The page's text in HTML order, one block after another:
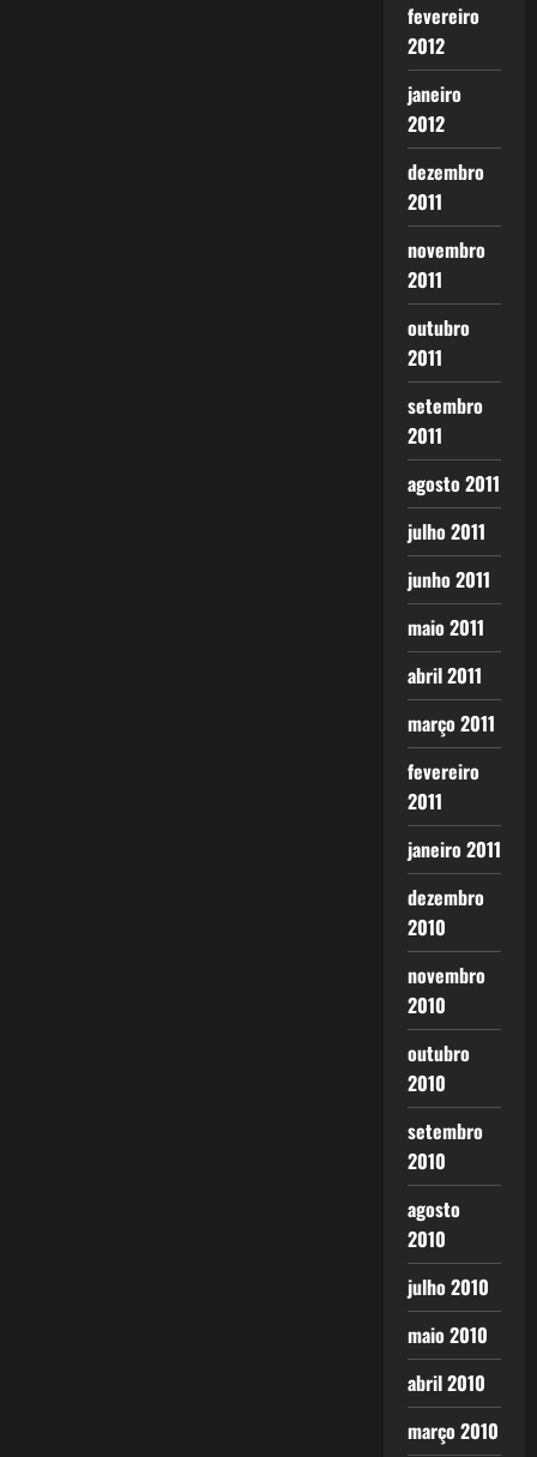
fevereiro
2012
janeiro
2012
dezembro
2011
novembro
2011
outubro
2011
setembro
2011
agosto 2011
julho 2011
junho 2011
maio 2011
abril 2011
março 2011
fevereiro
2011
janeiro 2011
dezembro
2010
novembro
2010
outubro
2010
setembro
2010
agosto
2010
julho 2010
maio 2010
abril 2010
março 2010